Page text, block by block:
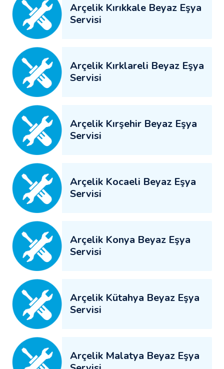
Arçelik Kırıkkale Beyaz Eşya
Servisi
Arçelik Kırklareli Beyaz Eşya
Servisi
Arçelik Kırşehir Beyaz Eşya
Servisi
Arçelik Kocaeli Beyaz Eşya
Servisi
Arçelik Konya Beyaz Eşya
Servisi
Arçelik Kütahya Beyaz Eşya
Servisi
Arçelik Malatya Beyaz Eşya